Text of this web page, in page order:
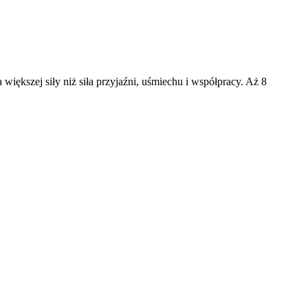
siły niż siła przyjaźni, uśmiechu i współpracy. Aż 8